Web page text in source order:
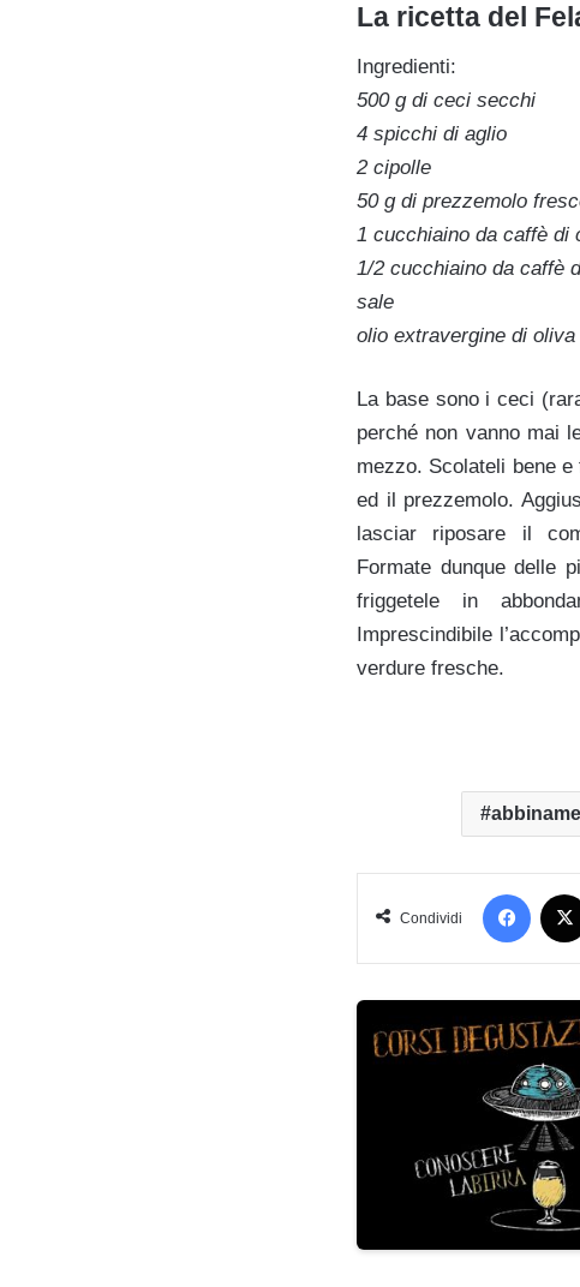
La ricetta del
Ingredienti:
500 g di ceci secchi
4 spicchi di aglio
2 cipolle
50 g di prezzemolo
1 cucchiaino da caffè di
1/2 cucchiaino da caffè
sale
olio extravergine di oliva
La base sono i ceci
perché non vanno mai
mezzo. Scolateli bene
ed il prezzemolo.
lasciar riposare il
Formate dunque delle
friggetele in
Imprescindibile
verdure fresche.
Condividi